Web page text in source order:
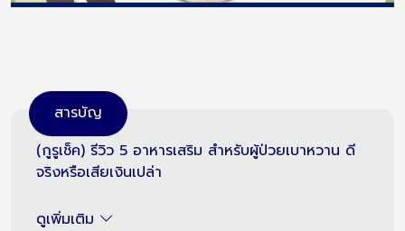
สารบัญ
(กูรูเช็ค) รีวิว 5 อาหารเสริม สำหรับผู้ป่วยเบาหวาน ดี
จริงหรือเสียเงินเปล่า
ดูเพิ่มเติม